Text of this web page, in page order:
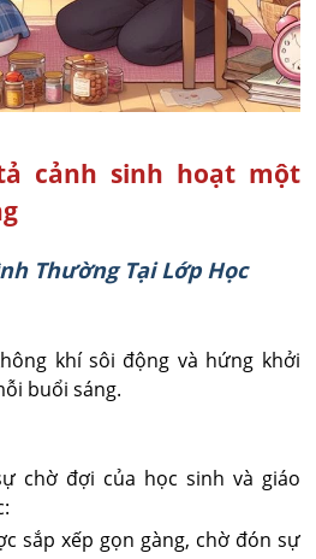
cảnh sinh hoạt một
Thường Tại Lớp Học
khí sôi động và hứng khởi
buổi sáng.
chờ đợi của học sinh và giáo
sắp xếp gọn gàng, chờ đón sự